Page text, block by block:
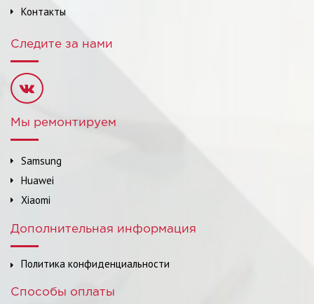
Контакты
Следите за нами
Мы ремонтируем
Samsung
Huawei
Xiaomi
Дополнительная информация
Политика конфиденциальности
Способы оплаты